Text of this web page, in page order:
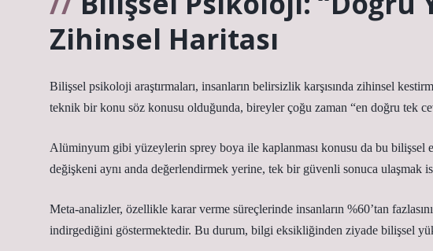
Zihinsel Haritası
Bilişsel psikoloji araştırmaları, insanların belirsizlik karşısında zihinsel
teknik bir konu söz konusu olduğunda, bireyler çoğu zaman “en doğru tek
Alüminyum gibi yüzeylerin sprey boya ile kaplanması konusu da bu bilişsel
değişkeni aynı anda değerlendirmek yerine, tek bir güvenli sonuca ulaşmak
Meta-analizler, özellikle karar verme süreçlerinde insanların %60’tan
indirgediğini göstermektedir. Bu durum, bilgi eksikliğinden ziyade bilişsel